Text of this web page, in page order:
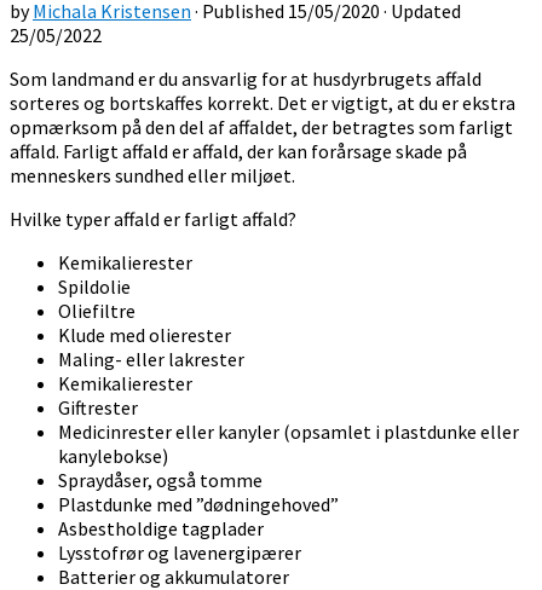
byMichala Kristensen · Published 15/05/2020 · Updated
25/05/2022
Som landmand er du ansvarlig for at husdyrbrugets affald
sorteres og bortskaffes korrekt. Det er vigtigt, at du er ekstra
opmærksom på den del af affaldet, der betragtes som farligt
affald. Farligt affald er affald, der kan forårsage skade på
menneskers sundhed eller miljøet.
Hvilke typer affald er farligt affald?
Kemikalierester
Spildolie
Oliefiltre
Klude med olierester
Maling- eller lakrester
Kemikalierester
Giftrester
Medicinrester eller kanyler (opsamlet i plastdunke eller
kanylebokse)
Spraydåser, også tomme
Plastdunke med ”dødningehoved”
Asbestholdige tagplader
Lysstofrør og lavenergipærer
Batterier og akkumulatorer